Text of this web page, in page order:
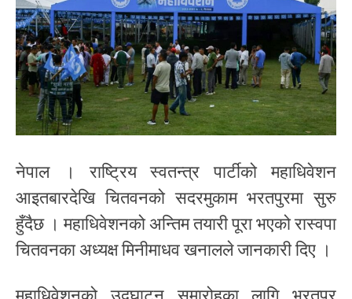
नेपाल । राष्ट्रिय स्वतन्त्र पार्टीको महाधिवेशन
आइतबारदेखि चितवनको सदरमुकाम भरतपुरमा सुरु
हुँदैछ । महाधिवेशनको अन्तिम तयारी पूरा भएको रास्वपा
चितवनका अध्यक्ष मिनीमाधव खनालले जानकारी दिए ।